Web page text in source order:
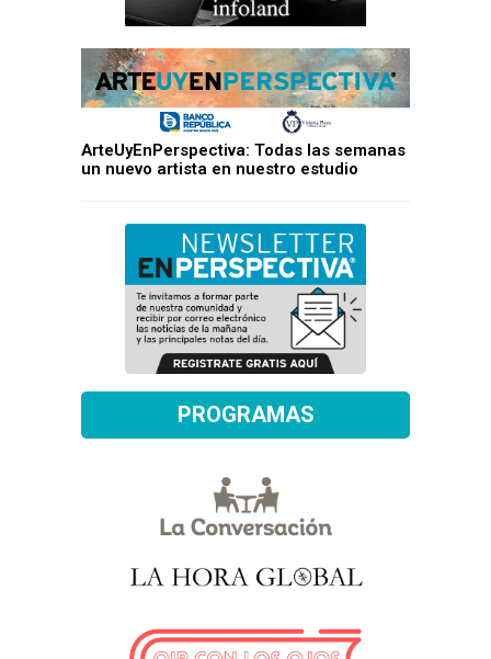
ArteUyEnPerspectiva: Todas las semanas
un nuevo artista en nuestro estudio
PROGRAMAS